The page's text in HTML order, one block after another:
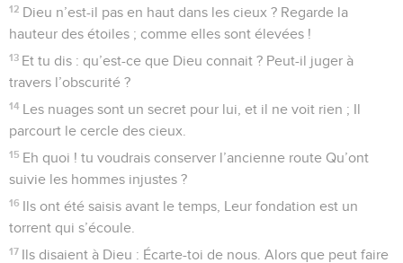
12 Dieu n’est-il pas en haut dans les cieux ? Regarde la
hauteur des étoiles ; comme elles sont élevées !
13 Et tu dis : qu’est-ce que Dieu connait ? Peut-il juger à
travers l’obscurité ?
14 Les nuages sont un secret pour lui, et il ne voit rien ; Il
parcourt le cercle des cieux.
15 Eh quoi ! tu voudrais conserver l’ancienne route Qu’ont
suivie les hommes injustes ?
16 Ils ont été saisis avant le temps, Leur fondation est un
torrent qui s’écoule.
17 Ils disaient à Dieu : Écarte-toi de nous. Alors que peut faire